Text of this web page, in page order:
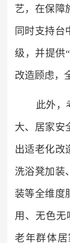
艺，在保障
同时支持台
级，并提供
改造顾虑，
此外，
大、居家安
出适老化改
洗浴凳加装
装等全维度
用、无色无
老年群体